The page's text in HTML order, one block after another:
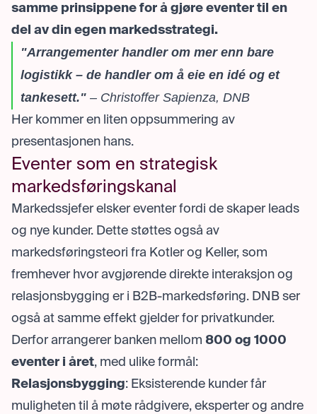
samme prinsippene for å gjøre eventer til en
del av din egen markedsstrategi.
"Arrangementer handler om mer enn bare
logistikk – de handler om å eie en idé og et
tankesett."– Christoffer Sapienza, DNB
Her kommer en liten oppsummering av
presentasjonen hans.
Eventer som en strategisk
markedsføringskanal
Markedssjefer elsker eventer fordi de skaper leads
og nye kunder. Dette støttes også av
markedsføringsteori fra Kotler og Keller, som
fremhever hvor avgjørende direkte interaksjon og
relasjonsbygging er i B2B-markedsføring. DNB ser
også at samme effekt gjelder for privatkunder.
Derfor arrangerer banken mellom 800 og 1000
eventer i året, med ulike formål:
Relasjonsbygging: Eksisterende kunder får
muligheten til å møte rådgivere, eksperter og andre